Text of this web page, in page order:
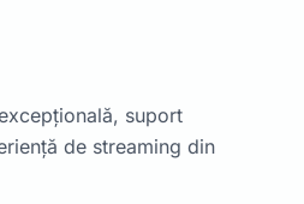
suport
de streaming din